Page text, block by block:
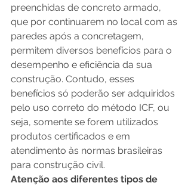
preenchidas de concreto armado,
que por continuarem no local com as
paredes após a concretagem,
permitem diversos benefícios para o
desempenho e eficiência da sua
construção. Contudo, esses
benefícios só poderão ser adquiridos
pelo uso correto do método ICF, ou
seja, somente se forem utilizados
produtos certificados e em
atendimento às normas brasileiras
para construção civil.
Atenção aos diferentes tipos de